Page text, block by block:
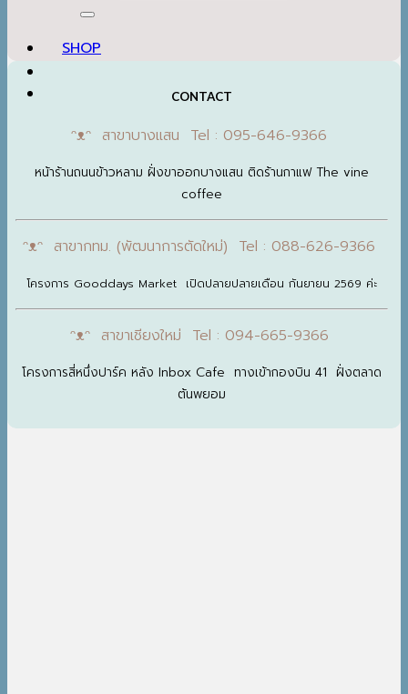
SHOP
CONTACT
ᵔᴥᵔ สาขาบางแสน Tel : 095-646-9366
หน้าร้านถนนข้าวหลาม ฝั่งขาออกบางแสน ติดร้านกาแฟ The vine
coffee
ᵔᴥᵔ สาขากทม. (พัฒนาการตัดใหม่) Tel : 088-626-9366
โครงการ Gooddays Market เปิดปลายปลายเดือน กันยายน 2569 ค่ะ
ᵔᴥᵔ สาขาเชียงใหม่ Tel : 094-665-9366
โครงการสี่หนึ่งปาร์ค หลัง Inbox Cafe ทางเข้ากองบิน 41 ฝั่งตลาด
ต้นพยอม